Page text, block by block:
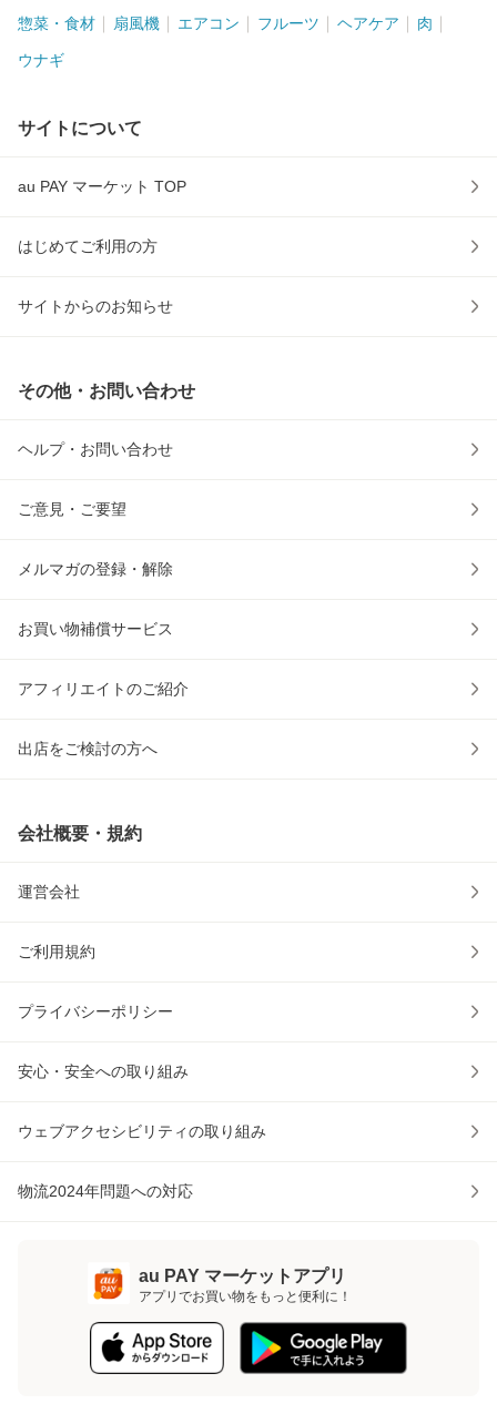
惣菜・食材 扇風機 エアコン フルーツ ヘアケア 肉
ウナギ
サイトについて
au PAY マーケット TOP
はじめてご利用の方
サイトからのお知らせ
その他・お問い合わせ
ヘルプ・お問い合わせ
ご意見・ご要望
メルマガの登録・解除
お買い物補償サービス
アフィリエイトのご紹介
出店をご検討の方へ
会社概要・規約
運営会社
ご利用規約
プライバシーポリシー
安心・安全への取り組み
ウェブアクセシビリティの取り組み
物流2024年問題への対応
au PAY マーケットアプリ
アプリでお買い物をもっと便利に！